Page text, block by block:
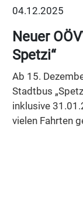
04.12.2025
Neuer
Spetzi“
Ab 15.
Stadtbus
inklusive
vielen Fahrten